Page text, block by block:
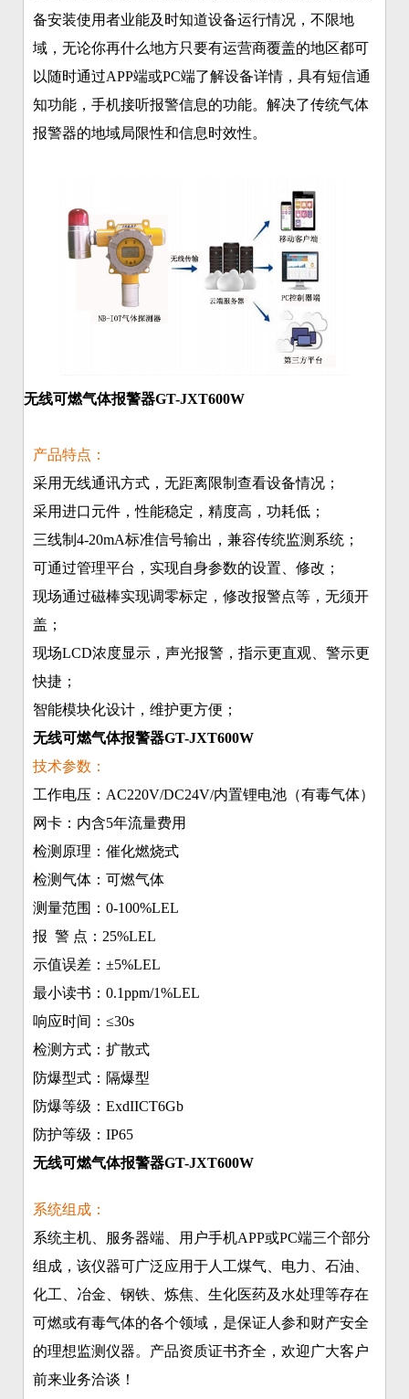
备安装使用者业能及时知道设备运行情况，不限地
域，无论你再什么地方只要有运营商覆盖的地区都可
以随时通过APP端或PC端了解设备详情，具有短信通
知功能，手机接听报警信息的功能。解决了传统气体
报警器的地域局限性和信息时效性。
无线可燃气体报警器GT-JXT600W
产品特点：
采用无线通讯方式，无距离限制查看设备情况；
采用进口元件，性能稳定，精度高，功耗低；
三线制4-20mA标准信号输出，兼容传统监测系统；
可通过管理平台，实现自身参数的设置、修改；
现场通过磁棒实现调零标定，修改报警点等，无须开
盖；
现场LCD浓度显示，声光报警，指示更直观、警示更
快捷；
智能模块化设计，维护更方便；
无线可燃气体报警器GT-JXT600W
技术参数：
工作电压：AC220V/DC24V/内置锂电池（有毒气体）
网卡：内含5年流量费用
检测原理：催化燃烧式
检测气体：可燃气体
测量范围：0-100%LEL
报 警 点：25%LEL
示值误差：±5%LEL
最小读书：0.1ppm/1%LEL
响应时间：≤30s
检测方式：扩散式
防爆型式：隔爆型
防爆等级：ExdIICT6Gb
防护等级：IP65
无线可燃气体报警器GT-JXT600W
系统组成：
系统主机、服务器端、用户手机APP或PC端三个部分
组成，该仪器可广泛应用于人工煤气、电力、石油、
化工、冶金、钢铁、炼焦、生化医药及水处理等存在
可燃或有毒气体的各个领域，是保证人参和财产安全
的理想监测仪器。产品资质证书齐全，欢迎广大客户
前来业务洽谈！